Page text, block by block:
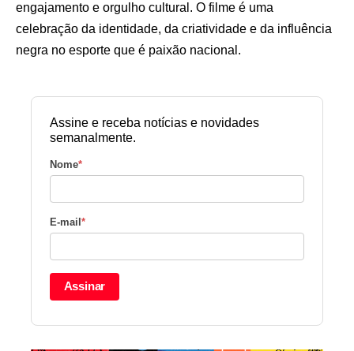
engajamento e orgulho cultural. O filme é uma
celebração da identidade, da criatividade e da influência
negra no esporte que é paixão nacional.
Assine e receba notícias e novidades
semanalmente.
Nome*
E-mail *
Assinar